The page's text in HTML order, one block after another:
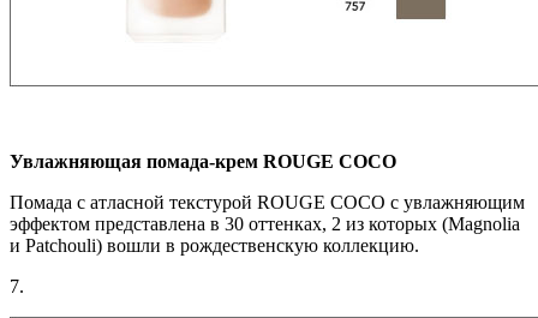
Увлажняющая помада-крем ROUGE COCO
Помада с атласной текстурой ROUGE COCO с увлажняющим
эффектом представлена в 30 оттенках, 2 из которых (Magnolia
и Patchouli) вошли в рождественскую коллекцию.
7.